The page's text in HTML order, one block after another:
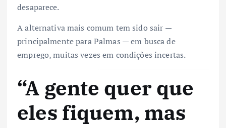
desaparece.
A alternativa mais comum tem sido sair —
principalmente para Palmas — em busca de
emprego, muitas vezes em condições incertas.
“A gente quer que
eles fiquem, mas